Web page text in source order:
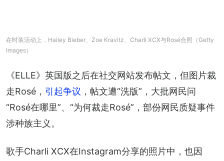
在时装活动上，Hailey Bieber、Zoe Kravitz、Charli XCX与Rosé合照（Getty
Images）
《ELLE》英国版之后在社交网站发布帖文，但图片裁
走Rosé， 引起争议 ，帖文遭“洗版”，大批网民问
“Rosé在哪里”、“为何裁走Rosé”，部份网民质疑事件
涉种族主义。
歌手Charli XCX在Instagram分享的照片中，也因